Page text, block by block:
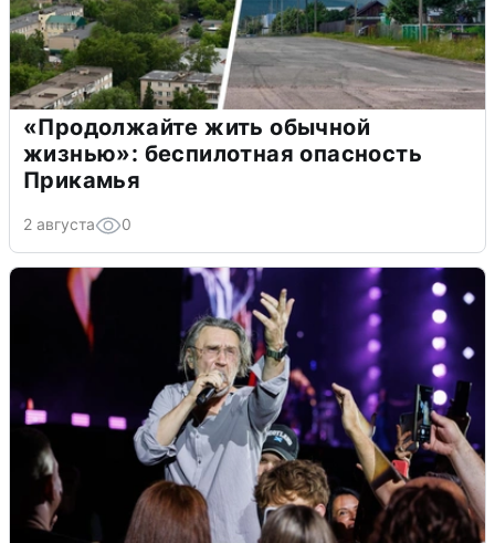
«Продолжайте жить обычной
жизнью»: беспилотная опасность
Прикамья
2 августа 0